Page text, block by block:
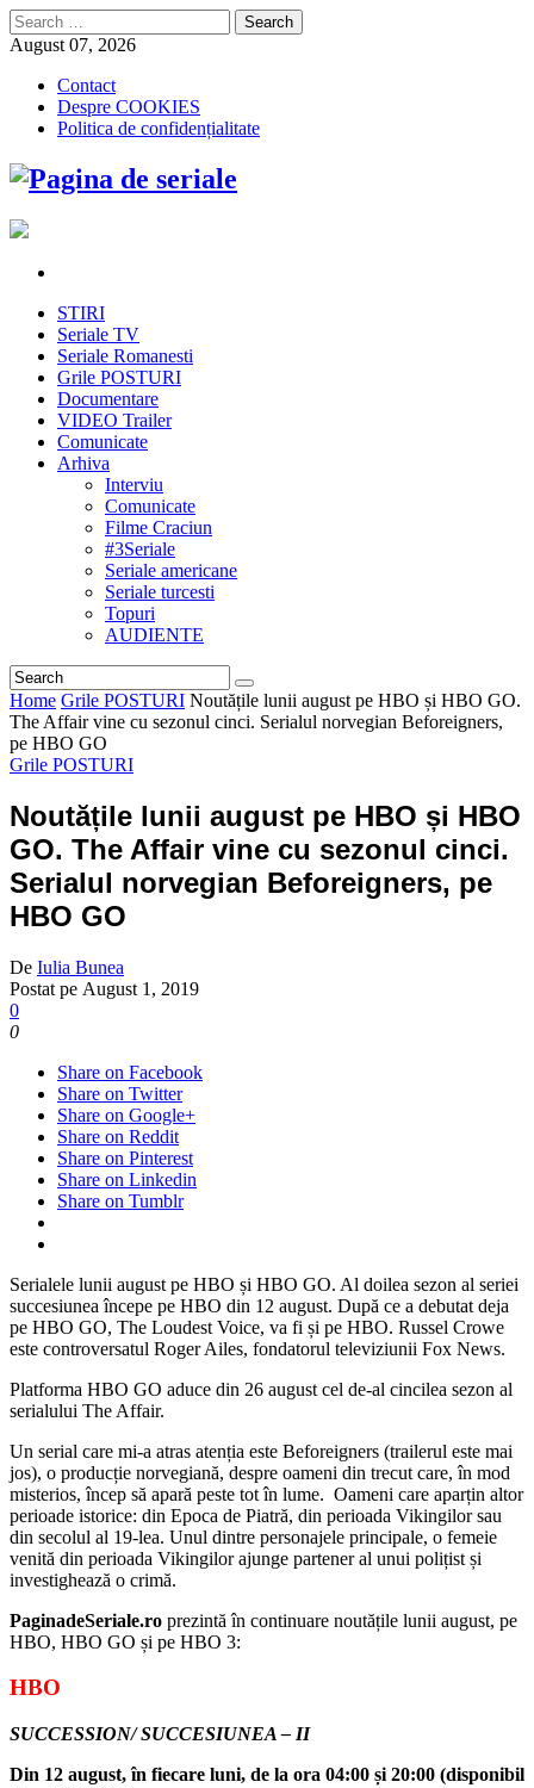
Search
for:
August 07, 2026
Contact
Despre COOKIES
Politica de confidențialitate
STIRI
Seriale TV
Seriale Romanesti
Grile POSTURI
Documentare
VIDEO Trailer
Comunicate
Arhiva
Interviu
Comunicate
Filme Craciun
#3Seriale
Seriale americane
Seriale turcesti
Topuri
AUDIENTE
Home Grile POSTURI Noutățile lunii august pe HBO și HBO GO.
The Affair vine cu sezonul cinci. Serialul norvegian Beforeigners,
pe HBO GO
Grile POSTURI
Noutățile lunii august pe HBO și HBO
GO. The Affair vine cu sezonul cinci.
Serialul norvegian Beforeigners, pe
HBO GO
De Iulia Bunea
Postat pe August 1, 2019
0
0
Share on Facebook
Share on Twitter
Share on Google+
Share on Reddit
Share on Pinterest
Share on Linkedin
Share on Tumblr
Serialele lunii august pe HBO și HBO GO. Al doilea sezon al seriei
succesiunea începe pe HBO din 12 august. După ce a debutat deja
pe HBO GO, The Loudest Voice, va fi și pe HBO. Russel Crowe
este controversatul Roger Ailes, fondatorul televiziunii Fox News.
Platforma HBO GO aduce din 26 august cel de-al cincilea sezon al
serialului The Affair.
Un serial care mi-a atras atenția este Beforeigners (trailerul este mai
jos), o producție norvegiană, despre oameni din trecut care, în mod
misterios, încep să apară peste tot în lume. Oameni care aparțin altor
perioade istorice: din Epoca de Piatră, din perioada Vikingilor sau
din secolul al 19-lea. Unul dintre personajele principale, o femeie
venită din perioada Vikingilor ajunge partener al unui polițist și
investighează o crimă.
PaginadeSeriale.ro prezintă în continuare noutățile lunii august, pe
HBO, HBO GO și pe HBO 3:
HBO
SUCCESSION/ SUCCESIUNEA – II
Din 12 august, în fiecare luni, de la ora 04:00 și 20:00 (disponibil